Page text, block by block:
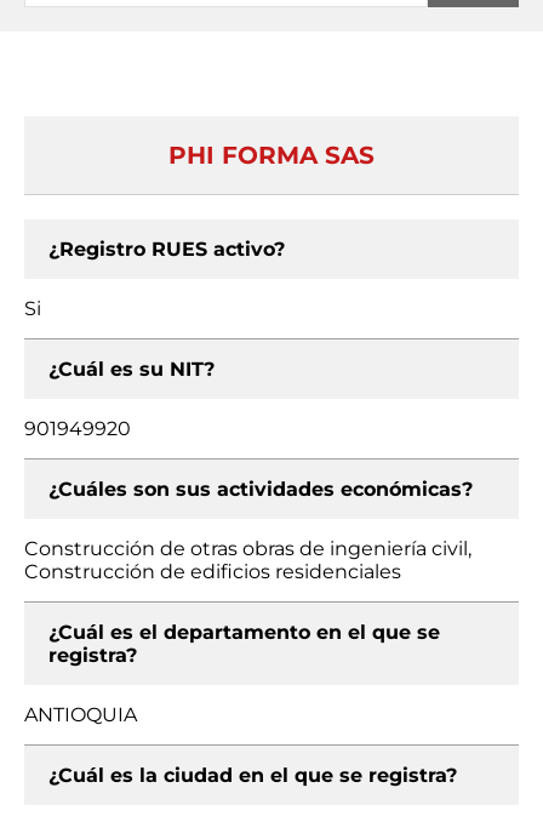
PHI FORMA SAS
¿Registro RUES activo?
Si
¿Cuál es su NIT?
901949920
¿Cuáles son sus actividades económicas?
Construcción de otras obras de ingeniería civil,
Construcción de edificios residenciales
¿Cuál es el departamento en el que se
registra?
ANTIOQUIA
¿Cuál es la ciudad en el que se registra?